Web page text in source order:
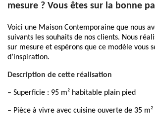
mesure ? Vous êtes sur la bonne
Voici une Maison Contemporaine que nous
suivants les souhaits de nos clients. Nous
sur mesure et espérons que ce modèle vous
d’inspiration.
Description de cette réalisation
– Superficie : 95 m² habitable plain pied
– Pièce à vivre avec cuisine ouverte de 35 m²